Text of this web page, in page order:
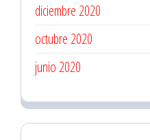
diciembre 2020
octubre 2020
junio 2020